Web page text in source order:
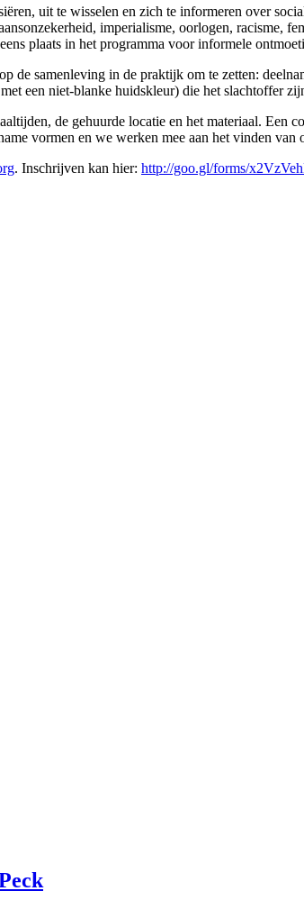
uit te wisselen en zich te informeren over
imperialisme, oorlogen, racisme,
plaats in het programma voor informele
de samenleving in de praktijk om te zetten:
een niet-blanke huidskleur) die het slachtoffer
de gehuurde locatie en het materiaal.
vormen en we werken mee aan het vinden
. Inschrijven kan hier: http://goo.gl/forms/